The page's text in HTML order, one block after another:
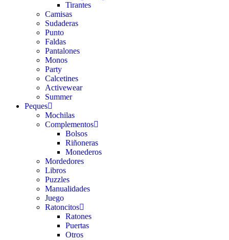
Tirantes
Camisas
Sudaderas
Punto
Faldas
Pantalones
Monos
Party
Calcetines
Activewear
Summer
Peques
Mochilas
Complementos
Bolsos
Riñoneras
Monederos
Mordedores
Libros
Puzzles
Manualidades
Juego
Ratoncitos
Ratones
Puertas
Otros